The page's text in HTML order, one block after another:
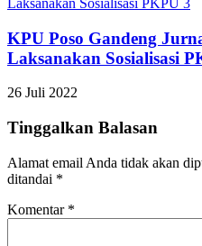
KPU Poso Gandeng
Laksanakan Sosialisasi
26 Juli 2022
Tinggalkan Balasan
Alamat email Anda tidak akan
ditandai *
Komentar *